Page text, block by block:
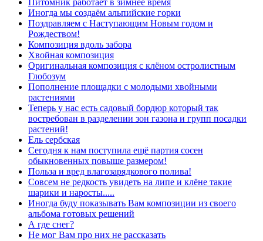
Питомник работает в зимнее время
Иногда мы создаём альпийские горки
Поздравляем с Наступающим Новым годом и
Рождеством!
Композиция вдоль забора
Хвойная композиция
Оригинальная композиция с клёном остролистным
Глобозум
Пополнение площадки с молодыми хвойными
растениями
Теперь у нас есть садовый бордюр который так
востребован в разделении зон газона и групп посадки
растений!
Ель сербская
Сегодня к нам поступила ещё партия сосен
обыкновенных повыше размером!
Польза и вред влагозарядкового полива!
Совсем не редкость увидеть на липе и клёне такие
шарики и наросты.....
Иногда буду показывать Вам композиции из своего
альбома готовых решений
А где снег?
Не мог Вам про них не рассказать